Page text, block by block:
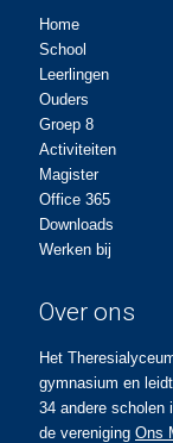
Home
School
Leerlingen
Ouders
Groep 8
Activiteiten
Magister
Office 365
Downloads
Werken bij
Over ons
Het
gymnasium en
34 andere scholen
de vereniging Ons